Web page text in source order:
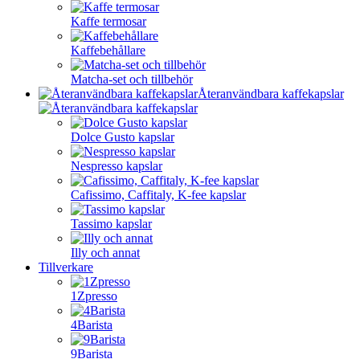
Kaffe termosar
Kaffebehållare
Matcha-set och tillbehör
Återanvändbara kaffekapslar
Dolce Gusto kapslar
Nespresso kapslar
Cafissimo, Caffitaly, K-fee kapslar
Tassimo kapslar
Illy och annat
Tillverkare
1Zpresso
4Barista
9Barista